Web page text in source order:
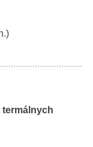
termálnych